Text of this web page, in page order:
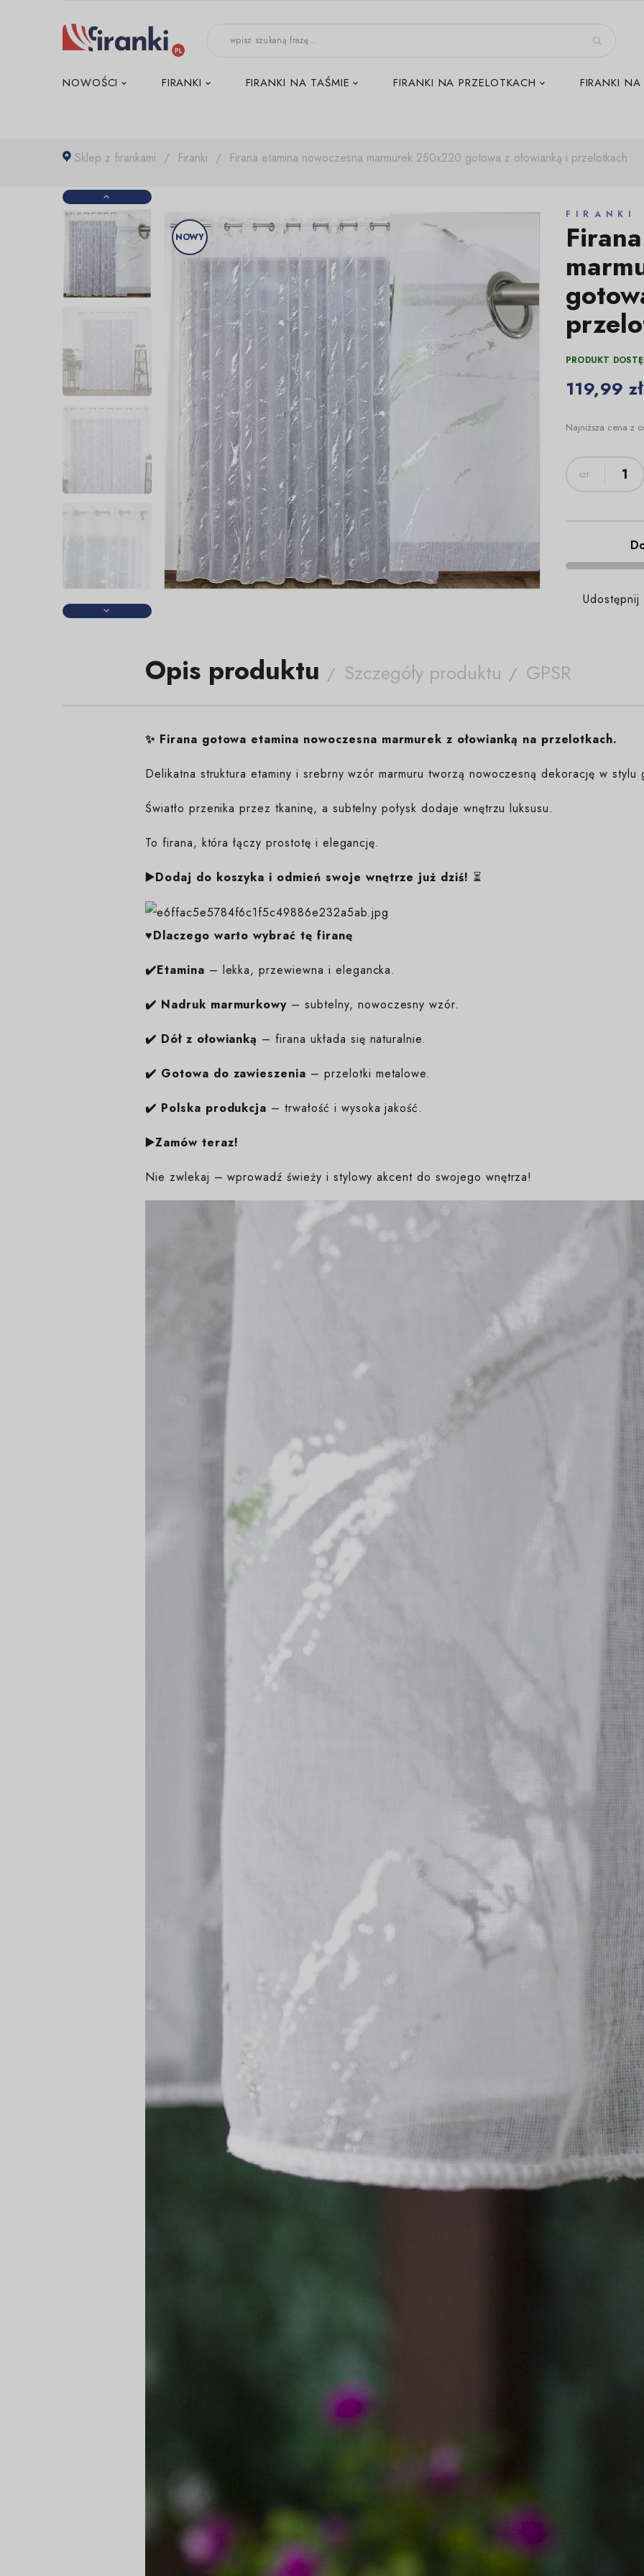
NOWOŚCI FIRANKI FIRANKI NA TAŚMIE FIRANKI NA PRZELOTKACH FIRANKI NA
Sklep z firankami Firanki Firana etamina nowoczesna marmurek 250x220 gotowa z ołowianką i przelotkach
NOWY
FIRANKI
PRODUKT
119,99 zł
Najniższa cena z
Udostępnij
Opis produktu Szczegóły produktu GPSR
✨ Firana gotowa etamina nowoczesna marmurek z ołowianką na przelotkach.
Delikatna struktura etaminy i srebrny wzór marmuru tworzą nowoczesną dekorację w stylu
Światło przenika przez tkaninę, a subtelny połysk dodaje wnętrzu luksusu.
To firana, która łączy prostotę i elegancję.
▶️Dodaj do koszyka i odmień swoje wnętrze już dziś! ⏳
♥️Dlaczego warto wybrać tę firanę
✔️Etamina – lekka, przewiewna i elegancka.
✔️ Nadruk marmurkowy – subtelny, nowoczesny wzór.
✔️ Dół z ołowianką – firana układa się naturalnie.
✔️ Gotowa do zawieszenia – przelotki metalowe.
✔️ Polska produkcja – trwałość i wysoka jakość.
▶️Zamów teraz!
Nie zwlekaj – wprowadź świeży i stylowy akcent do swojego wnętrza!